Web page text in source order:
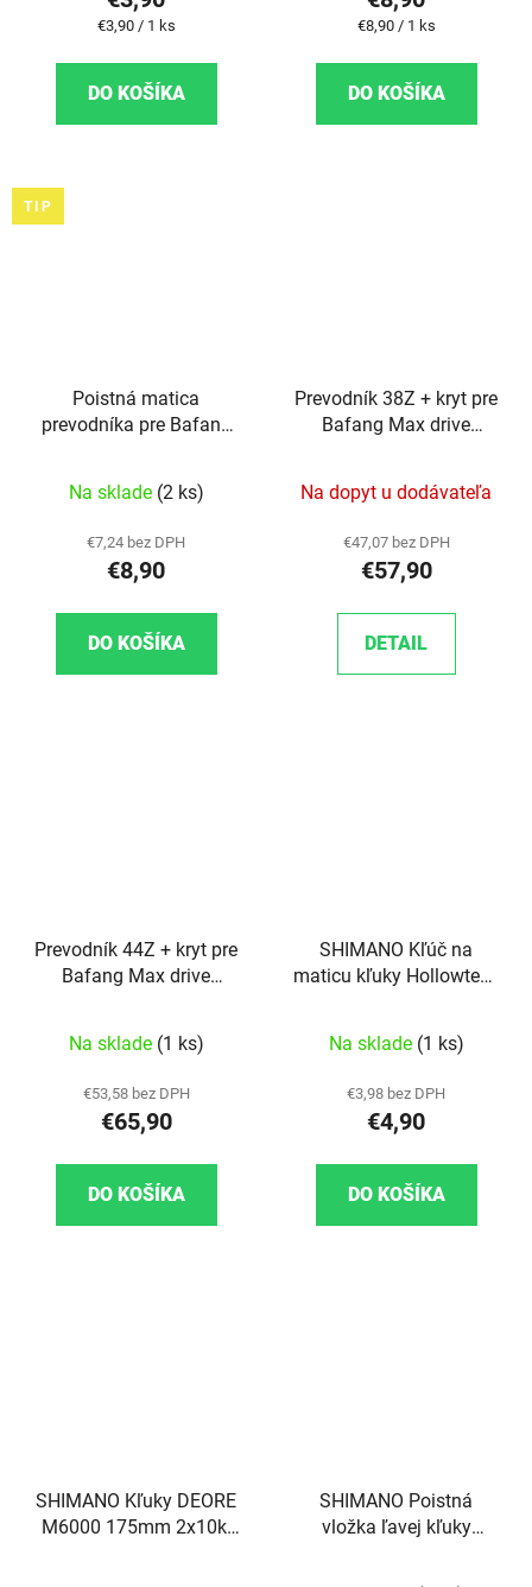
Jednotková cena:
€3,90 / 1 ks
DO KOŠÍKA
Jednotková cena:
€8,90 / 1 ks
DO KOŠÍKA
TIP
Poistná matica
prevodníka pre Bafang
Na sklade (2 ks)
€7,24 bez DPH
€8,90
DO KOŠÍKA
Prevodník 38Z + kryt pre
Bafang Max drive
Na dopyt u dodávateľa
€47,07 bez DPH
€57,90
DETAIL
Prevodník 44Z + kryt pre
Bafang Max drive
Na sklade (1 ks)
€53,58 bez DPH
€65,90
DO KOŠÍKA
SHIMANO Kľúč na
maticu kľuky Hollowtech
Na sklade (1 ks)
€3,98 bez DPH
€4,90
DO KOŠÍKA
SHIMANO Kľuky DEORE
M6000 175mm 2x10k,
SHIMANO Poistná
vložka ľavej kľuky